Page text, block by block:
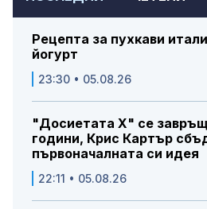
Рецепта за пухкави
йогурт
23:30 • 05.08.26
"Досиетата Х" се
години, Крис Картър
първоначалната си идея
22:11 • 05.08.26